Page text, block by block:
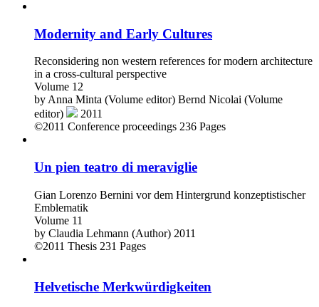
Modernity and Early Cultures
Reconsidering non western references for modern architecture
in a cross-cultural perspective
Volume 12
by Anna Minta (Volume editor) Bernd Nicolai (Volume
editor)
2011
©2011 Conference proceedings 236 Pages
Un pien teatro di meraviglie
Gian Lorenzo Bernini vor dem Hintergrund konzeptistischer
Emblematik
Volume 11
by Claudia Lehmann (Author) 2011
©2011 Thesis 231 Pages
Helvetische Merkwürdigkeiten